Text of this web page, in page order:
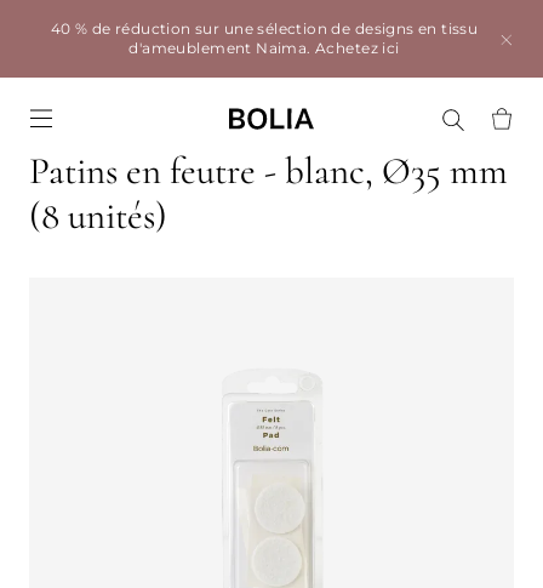
40 % de réduction sur une sélection de designs en tissu
d'ameublement Naima.Achetez ici
Patins en feutre - blanc, Ø35 mm
(8 unités)